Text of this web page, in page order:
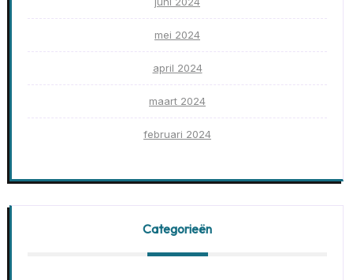
mei 2024
april 2024
maart 2024
februari 2024
Categorieën